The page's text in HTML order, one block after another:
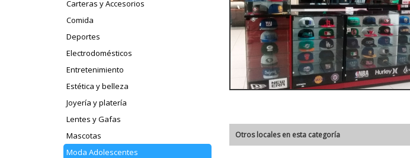
Carteras y Accesorios
Comida
Deportes
Electrodomésticos
Entretenimiento
Estética y belleza
Joyería y platería
Lentes y Gafas
Mascotas
Moda Adolescentes
Otros locales en esta categoría